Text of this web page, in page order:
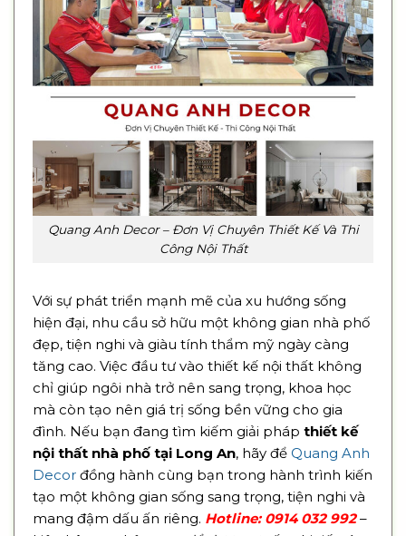
Quang Anh Decor – Đơn Vị Chuyên Thiết Kế Và Thi
Công Nội Thất
Với sự phát triển mạnh mẽ của xu hướng sống
hiện đại, nhu cầu sở hữu một không gian nhà phố
đẹp, tiện nghi và giàu tính thẩm mỹ ngày càng
tăng cao. Việc đầu tư vào thiết kế nội thất không
chỉ giúp ngôi nhà trở nên sang trọng, khoa học
mà còn tạo nên giá trị sống bền vững cho gia
đình. Nếu bạn đang tìm kiếm giải pháp thiết kế
nội thất nhà phố tại Long An, hãy để Quang Anh
Decor đồng hành cùng bạn trong hành trình kiến
tạo một không gian sống sang trọng, tiện nghi và
mang đậm dấu ấn riêng. Hotline: 0914 032 992–